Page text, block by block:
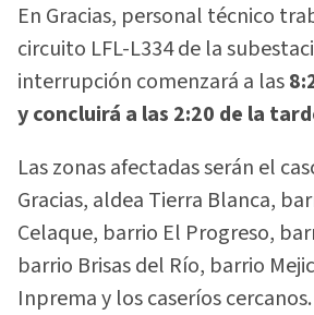
En Gracias, personal técnico
circuito LFL-L334 de la
interrupción comenzará a las
y concluirá a las 2:20 de la
Las zonas afectadas serán el
Gracias, aldea Tierra Blanca,
Celaque, barrio El Progreso,
barrio Brisas del Río, barrio
Inprema y los caseríos cercanos.